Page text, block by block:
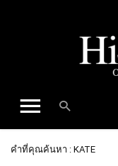
คำที่คุณค้นหา : KATE